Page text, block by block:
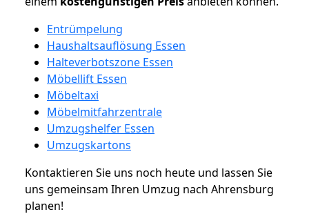
Entrümpelung
Haushaltsauflösung Essen
Halteverbotszone Essen
Möbellift Essen
Möbeltaxi
Möbelmitfahrzentrale
Umzugshelfer Essen
Umzugskartons
Kontaktieren Sie uns noch heute und lassen Sie
uns gemeinsam Ihren Umzug nach Ahrensburg
planen!